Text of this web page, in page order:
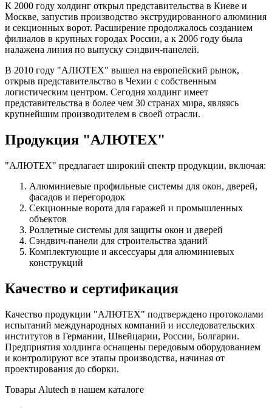
К 2000 году холдинг открыл представительства в Киеве и
Москве, запустив производство экструдированного алюминия
и секционных ворот. Расширение продолжалось созданием
филиалов в крупных городах России, а к 2006 году была
налажена линия по выпуску сэндвич-панелей.
В 2010 году "АЛЮТЕХ" вышел на европейский рынок,
открыв представительство в Чехии с собственным
логистическим центром. Сегодня холдинг имеет
представительства в более чем 30 странах мира, являясь
крупнейшим производителем в своей отрасли.
Продукция "АЛЮТЕХ"
"АЛЮТЕХ" предлагает широкий спектр продукции, включая:
Алюминиевые профильные системы для окон, дверей,
фасадов и перегородок
Секционные ворота для гаражей и промышленных
объектов
Роллетные системы для защиты окон и дверей
Сэндвич-панели для строительства зданий
Комплектующие и аксессуары для алюминиевых
конструкций
Качество и сертификация
Качество продукции "АЛЮТЕХ" подтверждено протоколами
испытаний международных компаний и исследовательских
институтов в Германии, Швейцарии, России, Болгарии.
Предприятия холдинга оснащены передовым оборудованием
и контролируют все этапы производства, начиная от
проектирования до сборки.
Товары Alutech в нашем каталоге